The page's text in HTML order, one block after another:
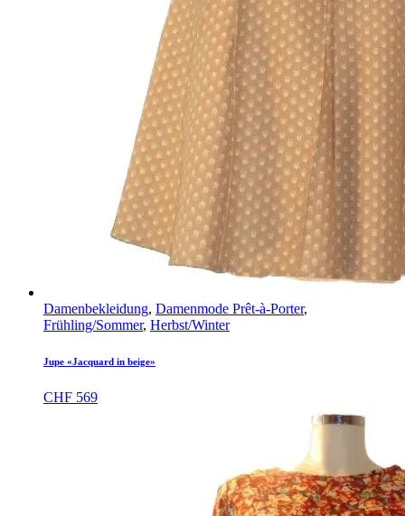
Damenbekleidung, Damenmode Prêt-à-Porter,
Frühling/Sommer, Herbst/Winter
Jupe «Jacquard in beige»
CHF 569